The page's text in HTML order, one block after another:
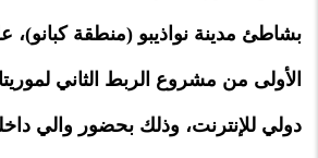
بشاطئ مدينة نواذيبو (منطقة كبانو)،
الأولى من مشروع الربط الثاني
دولي للإنترنت، وذلك بحضور والي